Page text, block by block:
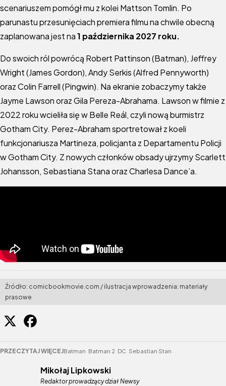
scenariuszem pomógł mu z kolei Mattson Tomlin. Po
parunastu przesunięciach premiera filmu na chwile obecną
zaplanowana jest na1 października 2027 roku.
Do swoich ról powrócą Robert Pattinson (Batman), Jeffrey
Wright (James Gordon), Andy Serkis (Alfred Pennyworth)
oraz Colin Farrell (Pingwin). Na ekranie zobaczymy także
Jayme Lawson oraz Gila Pereza-Abrahama. Lawson w filmie z
2022 roku wcieliła się w Belle Reál, czyli nową burmistrz
Gotham City. Perez-Abraham sportretował z koeli
funkcjonariusza Martineza, policjanta z Departamentu Policji
w Gotham City. Z nowych członków obsady ujrzymy Scarlett
Johansson, Sebastiana Stana oraz Charlesa Dance’a.
Źródło: comicbookmovie.com / ilustracja wprowadzenia: materiały
prasowe
PRZECZYTAJ WIĘCEJBatman Batman 2 DC Sebastian Stan
Mikołaj Lipkowski
Redaktor prowadzący dział Newsy